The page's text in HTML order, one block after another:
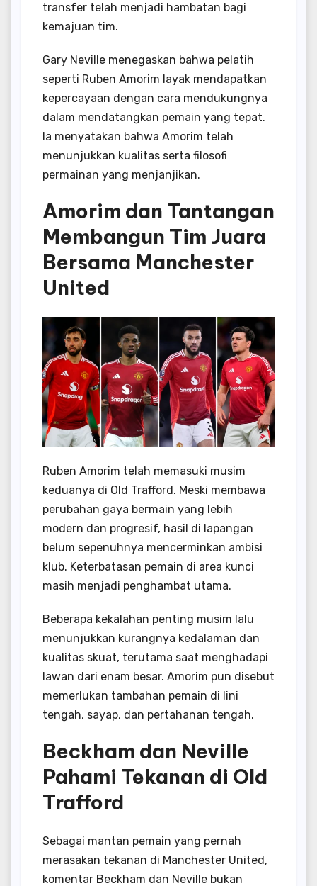
transfer telah menjadi hambatan bagi
kemajuan tim.
Gary Neville menegaskan bahwa pelatih
seperti Ruben Amorim layak mendapatkan
kepercayaan dengan cara mendukungnya
dalam mendatangkan pemain yang tepat.
Ia menyatakan bahwa Amorim telah
menunjukkan kualitas serta filosofi
permainan yang menjanjikan.
Amorim dan Tantangan
Membangun Tim Juara
Bersama Manchester
United
Ruben Amorim telah memasuki musim
keduanya di Old Trafford. Meski membawa
perubahan gaya bermain yang lebih
modern dan progresif, hasil di lapangan
belum sepenuhnya mencerminkan ambisi
klub. Keterbatasan pemain di area kunci
masih menjadi penghambat utama.
Beberapa kekalahan penting musim lalu
menunjukkan kurangnya kedalaman dan
kualitas skuat, terutama saat menghadapi
lawan dari enam besar. Amorim pun disebut
memerlukan tambahan pemain di lini
tengah, sayap, dan pertahanan tengah.
Beckham dan Neville
Pahami Tekanan di Old
Trafford
Sebagai mantan pemain yang pernah
merasakan tekanan di Manchester United,
komentar Beckham dan Neville bukan